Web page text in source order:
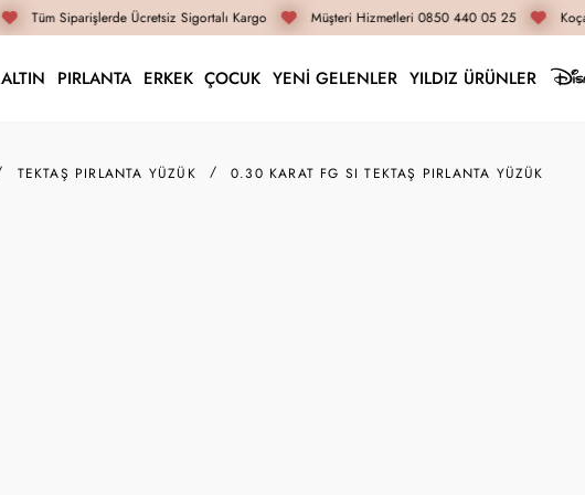
Tüm Siparişlerde Ücretsiz Sigortalı Kargo Müşteri Hizmetleri 0850 440 05 25
ALTIN PIRLANTA ERKEK ÇOCUK YENİ GELENLER YILDIZ ÜRÜNLER
TEKTAŞ PIRLANTA YÜZÜK 0.30 KARAT FG SI TEKTAŞ PIRLANTA YÜZÜK